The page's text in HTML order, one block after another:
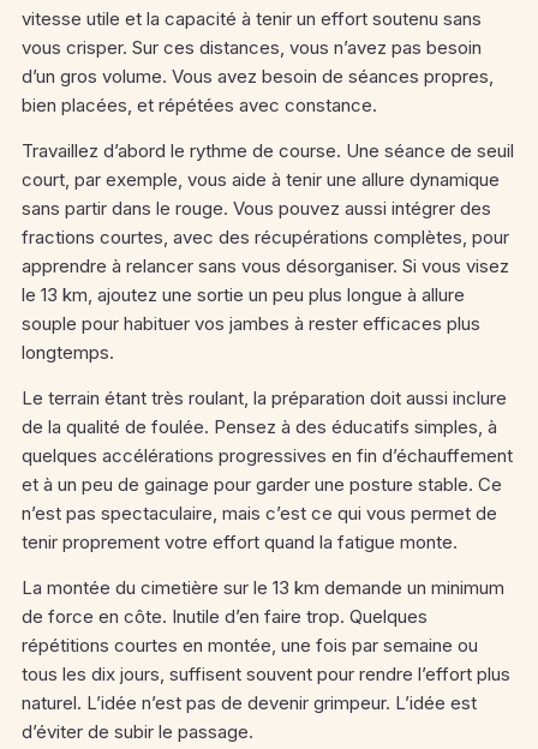
vitesse utile et la capacité à tenir un effort soutenu sans
vous crisper. Sur ces distances, vous n’avez pas besoin
d’un gros volume. Vous avez besoin de séances propres,
bien placées, et répétées avec constance.
Travaillez d’abord le rythme de course. Une séance de seuil
court, par exemple, vous aide à tenir une allure dynamique
sans partir dans le rouge. Vous pouvez aussi intégrer des
fractions courtes, avec des récupérations complètes, pour
apprendre à relancer sans vous désorganiser. Si vous visez
le 13 km, ajoutez une sortie un peu plus longue à allure
souple pour habituer vos jambes à rester efficaces plus
longtemps.
Le terrain étant très roulant, la préparation doit aussi inclure
de la qualité de foulée. Pensez à des éducatifs simples, à
quelques accélérations progressives en fin d’échauffement
et à un peu de gainage pour garder une posture stable. Ce
n’est pas spectaculaire, mais c’est ce qui vous permet de
tenir proprement votre effort quand la fatigue monte.
La montée du cimetière sur le 13 km demande un minimum
de force en côte. Inutile d’en faire trop. Quelques
répétitions courtes en montée, une fois par semaine ou
tous les dix jours, suffisent souvent pour rendre l’effort plus
naturel. L’idée n’est pas de devenir grimpeur. L’idée est
d’éviter de subir le passage.